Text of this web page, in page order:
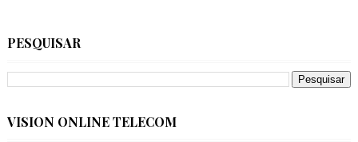
PESQUISAR
VISION ONLINE TELECOM